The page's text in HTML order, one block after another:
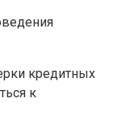
кредитных
к